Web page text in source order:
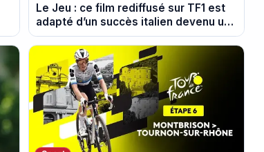
Le Jeu : ce film rediffusé sur TF1 est
adapté d’un succès italien devenu un
phénomène mondial